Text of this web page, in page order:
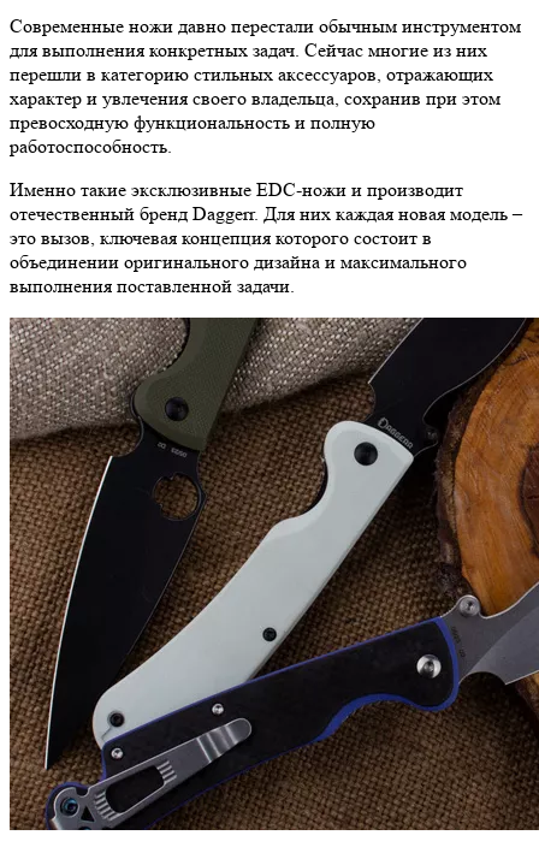
Современные ножи давно перестали обычным инструментом
для выполнения конкретных задач. Сейчас многие из них
перешли в категорию стильных аксессуаров, отражающих
характер и увлечения своего владельца, сохранив при этом
превосходную функциональность и полную
работоспособность.
Именно такие эксклюзивные EDC-ножи и производит
отечественный бренд Daggerr. Для них каждая новая модель –
это вызов, ключевая концепция которого состоит в
объединении оригинального дизайна и максимального
выполнения поставленной задачи.